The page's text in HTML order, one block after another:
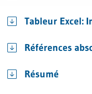
Tableur Excel:
Références
Résumé